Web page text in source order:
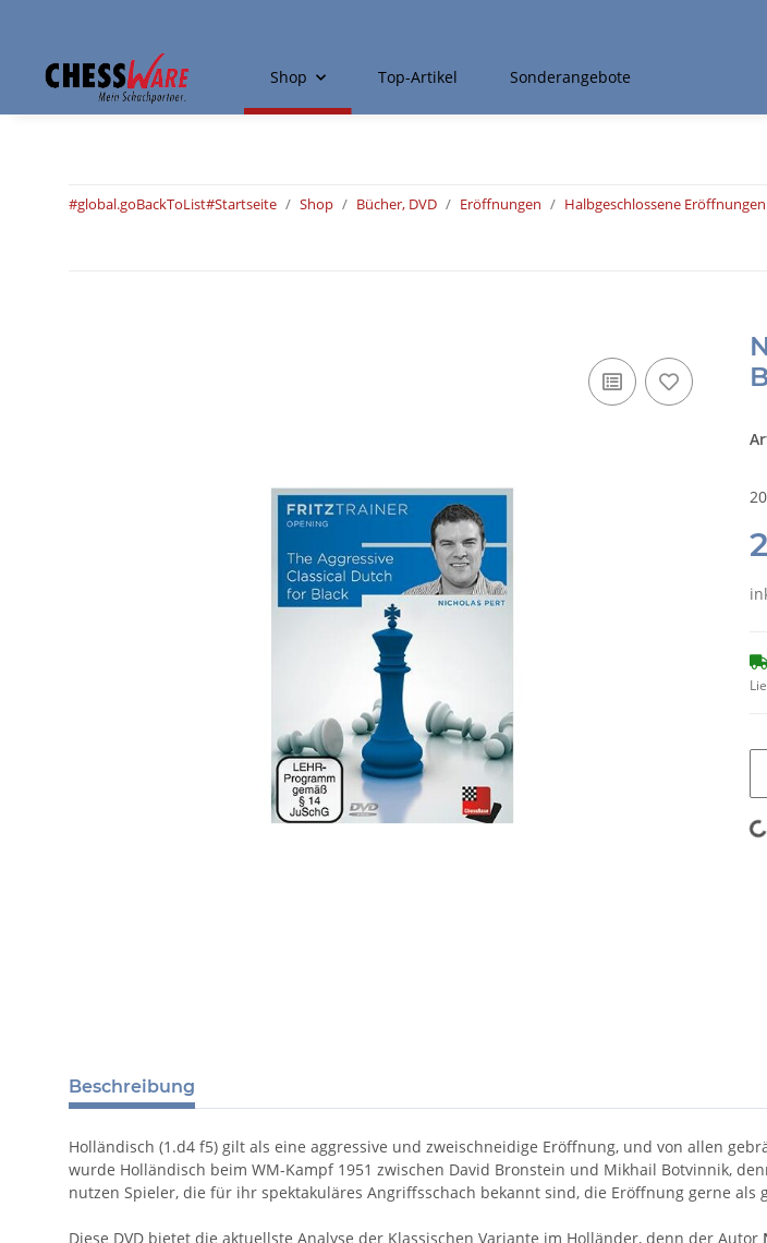
Shop Top-Artikel Sonderangebote
#global.goBackToList#Startseite Shop Bücher, DVD Eröffnungen Halbgeschlossene Eröffnungen
Beschreibung
Holländisch (1.d4 f5) gilt als eine aggressive und zweischneidige Eröffnung, und von allen
wurde Holländisch beim WM-Kampf 1951 zwischen David Bronstein und Mikhail Botvinnik,
nutzen Spieler, die für ihr spektakuläres Angriffsschach bekannt sind, die Eröffnung gerne als
Diese DVD bietet die aktuellste Analyse der Klassischen Variante im Holländer, denn der Autor